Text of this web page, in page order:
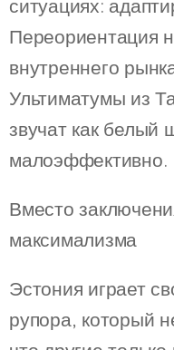
ситуациях:
Переориентация
внутреннего
Ультиматумы из
звучат как белый
малоэффективно.
Вместо
максимализма
Эстония играет
рупора, который